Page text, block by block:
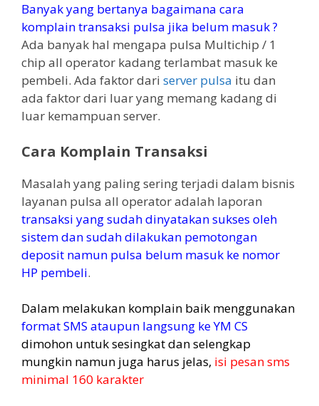
Banyak yang bertanya bagaimana cara
komplain transaksi pulsa jika belum masuk ?
Ada banyak hal mengapa pulsa Multichip / 1
chip all operator kadang terlambat masuk ke
pembeli. Ada faktor dari server pulsa itu dan
ada faktor dari luar yang memang kadang di
luar kemampuan server.
Cara Komplain Transaksi
Masalah yang paling sering terjadi dalam bisnis
layanan pulsa all operator adalah laporan
transaksi yang sudah dinyatakan sukses oleh
sistem dan sudah dilakukan pemotongan
deposit namun pulsa belum masuk ke nomor
HP pembeli.
Dalam melakukan komplain baik menggunakan
format SMS ataupun langsung ke YM CS
dimohon untuk sesingkat dan selengkap
mungkin namun juga harus jelas, isi pesan sms
minimal 160 karakter